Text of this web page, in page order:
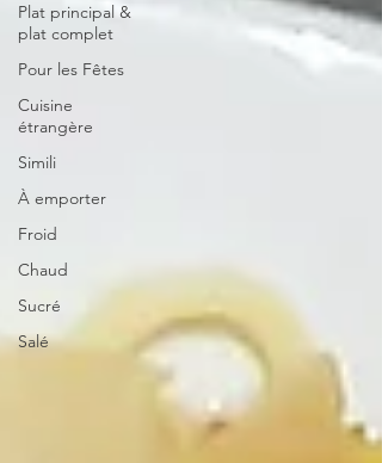
Plat principal &
plat complet
Pour les Fêtes
Cuisine
étrangère
Simili
À emporter
Froid
Chaud
Sucré
Salé